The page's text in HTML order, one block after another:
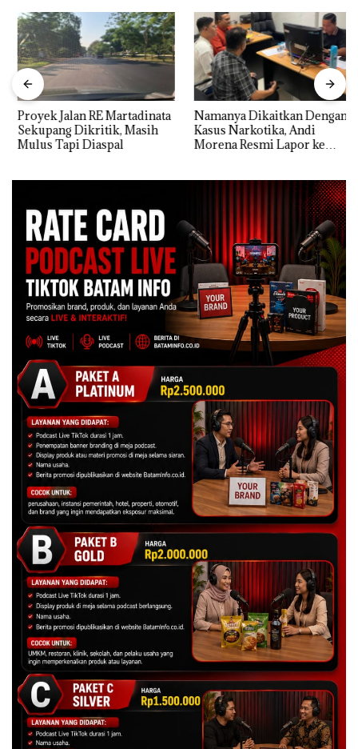
Proyek Jalan RE Martadinata
Sekupang Dikritik, Masih
Mulus Tapi Diaspal
Namanya Dikaitkan Dengan
Kasus Narkotika, Andi
Morena Resmi Lapor ke